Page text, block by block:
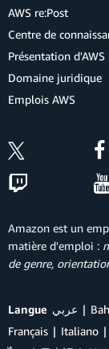
AWS re:Post
Centre de
Présentation
Domaine juridique
Emplois AWS
Amazon est un
matière d'emploi :
de genre,
Langue عربي
Français
Italiano